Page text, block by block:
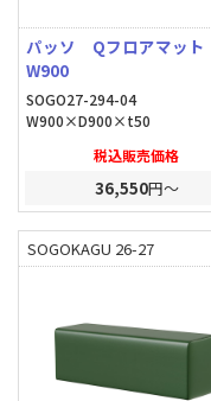
パッソ Qフロアマット
W900
SOGO27-294-04
W900×D900×t50
税込販売価格
36,550円～
SOGOKAGU 26-27